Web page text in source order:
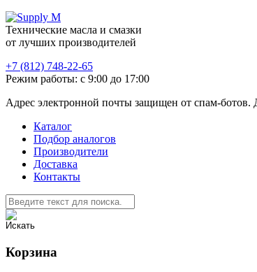
Технические масла и смазки
от лучших производителей
+7 (812) 748-22-65
Режим работы: с 9:00 до 17:00
Адрес электронной почты защищен от спам-ботов.
Каталог
Подбор аналогов
Производители
Доставка
Контакты
Корзина